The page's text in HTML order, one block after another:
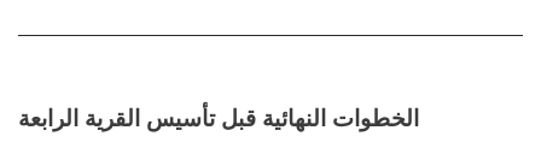
الخطوات النهائية قبل تأسيس القرية الرابعة